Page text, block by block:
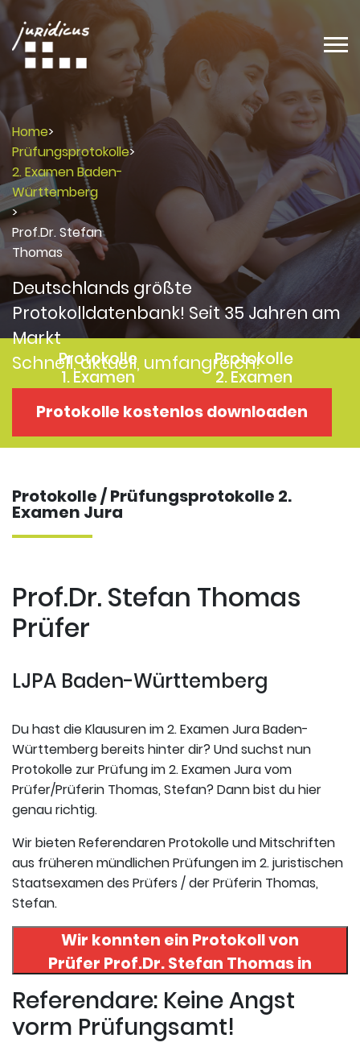
Home>
Prüfungsprotokolle>
2. Examen Baden-
Württemberg
>
Prof.Dr. Stefan
Thomas
Deutschlands größte
Protokolldatenbank! Seit 35 Jahren am
Markt
Schnell, aktuell, umfangreich!
Protokolle kostenlos downloaden
Protokolle
1. Examen
Protokolle
2. Examen
Protokolle
Examensklausuren
Kostenloses
Repititorium
Protokolle / Prüfungsprotokolle 2.
Examen Jura
Prof.Dr. Stefan Thomas
Prüfer
LJPA Baden-Württemberg
Du hast die Klausuren im 2. Examen Jura Baden-
Württemberg bereits hinter dir? Und suchst nun
Protokolle zur Prüfung im 2. Examen Jura vom
Prüfer/Prüferin Thomas, Stefan? Dann bist du hier
genau richtig.
Wir bieten Referendaren Protokolle und Mitschriften
aus früheren mündlichen Prüfungen im 2. juristischen
Staatsexamen des Prüfers / der Prüferin Thomas,
Stefan.
Wir konnten ein Protokoll von
Prüfer Prof.Dr. Stefan Thomasin
uneserer Datenbank finden. Hier
registrieren und das Protokoll
abrufen.
Referendare: Keine Angst
vorm Prüfungsamt!